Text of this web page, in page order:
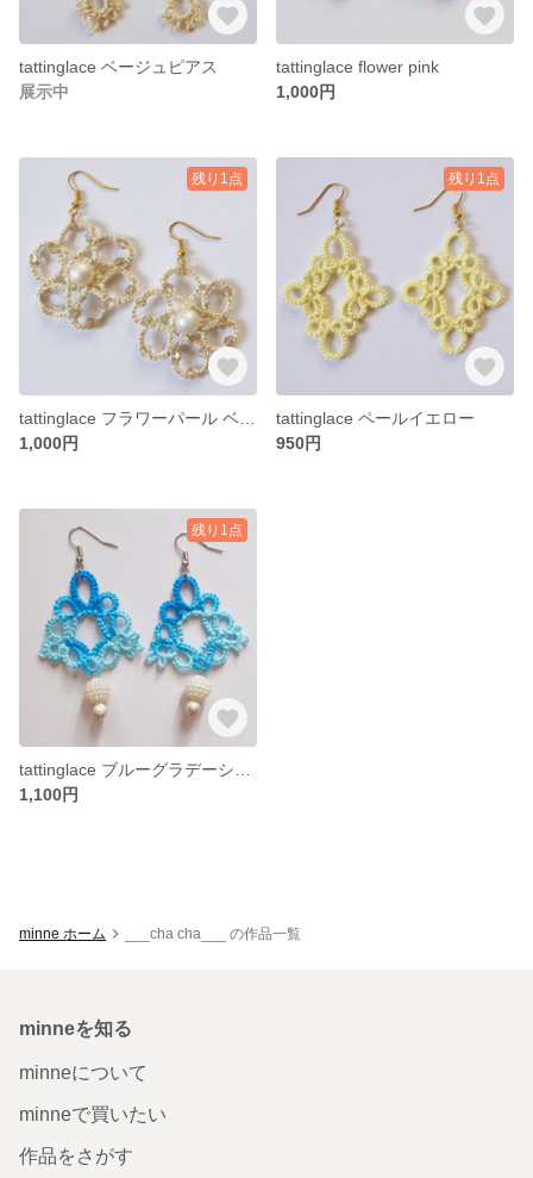
tattinglace ベージュピアス
展示中
tattinglace flower pink
1,000円
残り1点
1,000円
残り1点
tattinglace ペールイエロー
950円
残り1点
1,100円
minne ホーム ___cha cha___ の作品一覧
minneを知る
minneについて
minneで買いたい
作品をさがす